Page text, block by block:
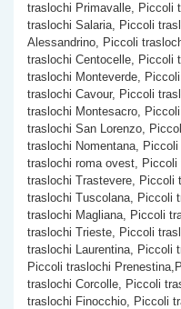
traslochi Primavalle, Piccoli
traslochi Salaria, Piccoli
Alessandrino, Piccoli
traslochi Centocelle, Piccoli
traslochi Monteverde,
traslochi Cavour, Piccoli
traslochi Montesacro,
traslochi San Lorenzo,
traslochi Nomentana,
traslochi roma ovest,
traslochi Trastevere, Piccoli
traslochi Tuscolana, Piccoli
traslochi Magliana, Piccoli
traslochi Trieste, Piccoli
traslochi Laurentina, Piccoli
Piccoli traslochi
traslochi Corcolle, Piccoli
traslochi Finocchio, Piccoli